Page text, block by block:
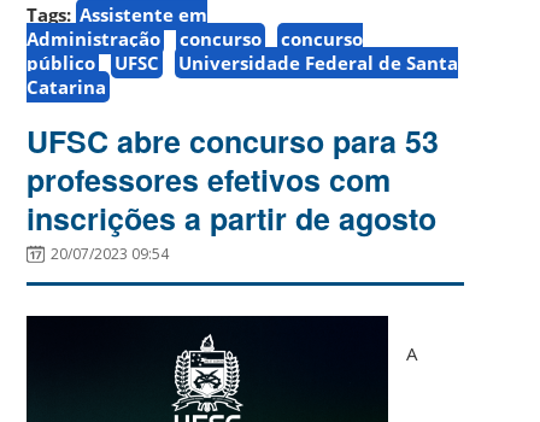
Tags: Assistente em
Administração
concurso
concurso
público
UFSC
Universidade Federal de Santa
Catarina
UFSC abre concurso para 53
professores efetivos com
inscrições a partir de agosto
20/07/2023 09:54
A